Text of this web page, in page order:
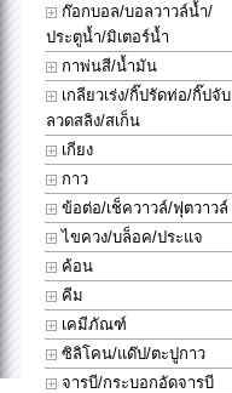
ก๊อกบอล/บอลวาวล์น้ำ/
ประตูน้ำ/มิเตอร์น้ำ
กาพ่นสี/น้ำมัน
เกลียวเร่ง/กิ๊ปรัดท่อ/กิ๊ปจับ
ลวดสลิง/สเก็น
เกียง
กาว
ข้อต่อ/เช็ควาวล์/ฟุตวาวล์
ไขควง/บล็อค/ประแจ
ค้อน
คีม
เคมีภัณฑ์
ซิลิโคน/แด๊ป/ตะปูกาว
จารบี/กระบอกอัดจารบี